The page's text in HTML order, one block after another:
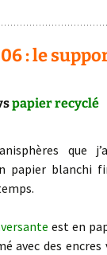
: le
papier recyclé
que
papier blanchi
est en
avec des